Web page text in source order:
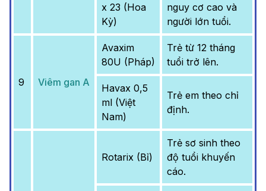
x 23 (Hoa
Kỳ)
nguy cơ cao và
người lớn tuổi.
9 Viêm gan A
Avaxim
80U (Pháp)
Trẻ từ 12 tháng
tuổi trở lên.
Havax 0,5
ml (Việt
Nam)
Trẻ em theo chỉ
định.
Rotarix (Bỉ)
Trẻ sơ sinh theo
độ tuổi khuyến
cáo.